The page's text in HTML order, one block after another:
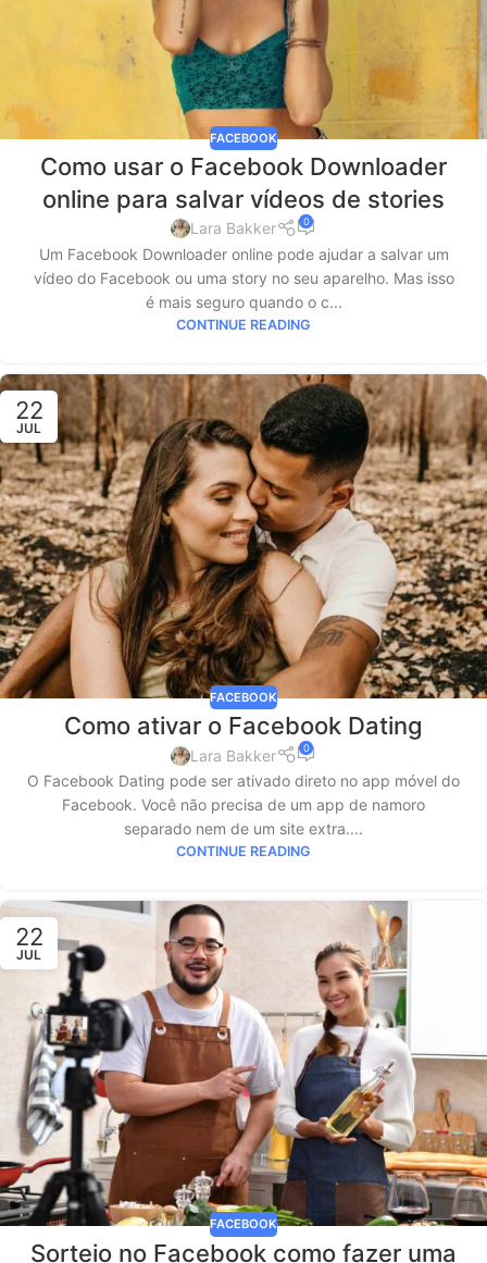
FACEBOOK
Como usar o Facebook Downloader
online para salvar vídeos de stories
Lara Bakker 0
Um Facebook Downloader online pode ajudar a salvar um
vídeo do Facebook ou uma story no seu aparelho. Mas isso
é mais seguro quando o c...
CONTINUE READING
22
JUL
FACEBOOK
Como ativar o Facebook Dating
Lara Bakker 0
O Facebook Dating pode ser ativado direto no app móvel do
Facebook. Você não precisa de um app de namoro
separado nem de um site extra....
CONTINUE READING
22
JUL
FACEBOOK
Sorteio no Facebook como fazer uma